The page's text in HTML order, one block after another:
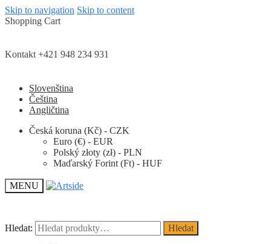
Skip to navigation Skip to content
Shopping Cart
Kontakt +421 948 234 931
Slovenština
Čeština
Angličtina
Česká koruna (Kč) - CZK
Euro (€) - EUR
Polský złoty (zł) - PLN
Maďarský Forint (Ft) - HUF
MENU
Hledat: Hledat
Hledat: Hledat